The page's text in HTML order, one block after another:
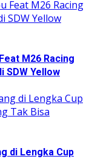
M26 Racing
SDW Yellow
di Lengka Cup